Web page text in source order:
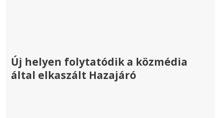
Új helyen folytatódik a közmédia
által elkaszált Hazajáró